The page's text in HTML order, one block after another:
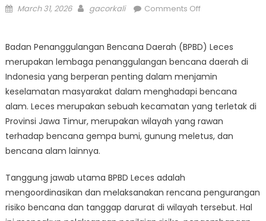
Posted
March 31, 2026 Author
gacorkali Comments Offon
BPBD
Leces
Dalam
Menjamin
Keamanan
Masyarakat
Badan Penanggulangan Bencana Daerah (BPBD) Leces
merupakan lembaga penanggulangan bencana daerah di
Indonesia yang berperan penting dalam menjamin
keselamatan masyarakat dalam menghadapi bencana
alam. Leces merupakan sebuah kecamatan yang terletak di
Provinsi Jawa Timur, merupakan wilayah yang rawan
terhadap bencana gempa bumi, gunung meletus, dan
bencana alam lainnya.
Tanggung jawab utama BPBD Leces adalah
mengoordinasikan dan melaksanakan rencana pengurangan
risiko bencana dan tanggap darurat di wilayah tersebut. Hal